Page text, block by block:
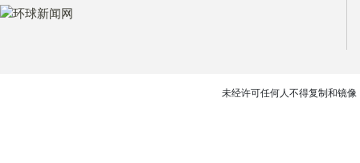
未经许可任何人不得复制和镜